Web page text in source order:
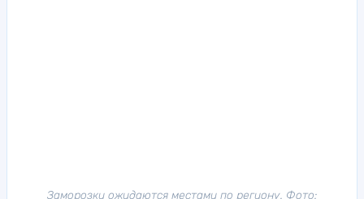
Заморозки ожидаются местами по региону. Фото: